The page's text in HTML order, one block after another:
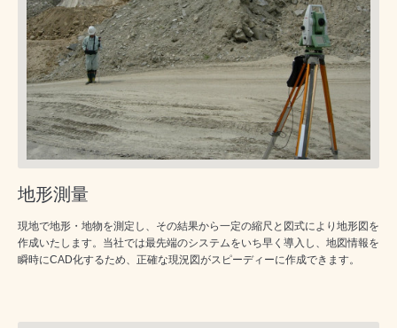
地形測量
現地で地形・地物を測定し、その結果から一定の縮尺と図式により地形図を
作成いたします。当社では最先端のシステムをいち早く導入し、地図情報を
瞬時にCAD化するため、正確な現況図がスピーディーに作成できます。